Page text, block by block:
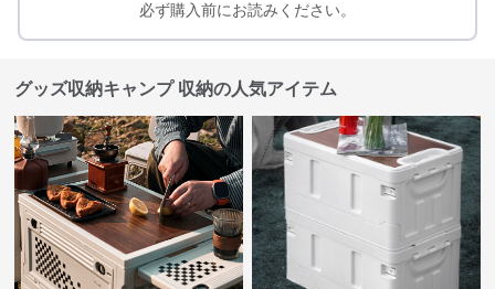
必ず購入前にお読みください。
グッズ収納キャンプ 収納の人気アイテム